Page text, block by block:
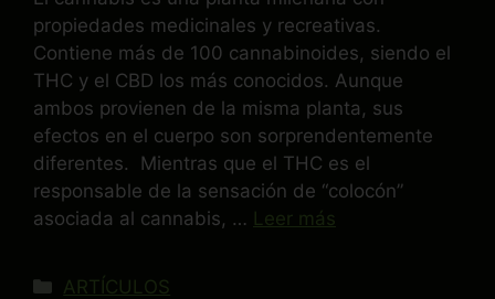
propiedades medicinales y recreativas.
Contiene más de 100 cannabinoides, siendo el
THC y el CBD los más conocidos. Aunque
ambos provienen de la misma planta, sus
efectos en el cuerpo son sorprendentemente
diferentes. Mientras que el THC es el
responsable de la sensación de “colocón”
asociada al cannabis, … Leer más
ARTÍCULOS